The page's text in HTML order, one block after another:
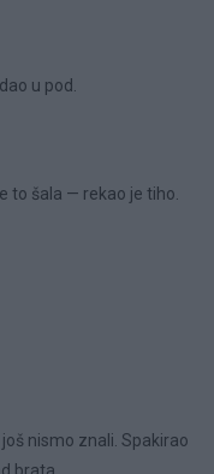
u pod.
to šala — rekao je tiho.
nismo znali. Spakirao
brata.